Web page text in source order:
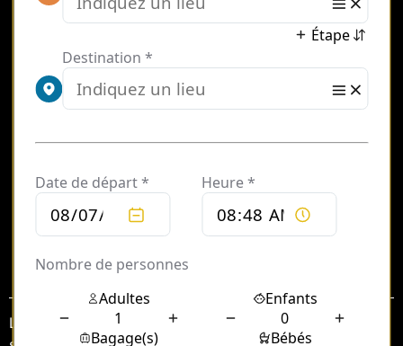
Sommaire
Le métier de chauffeur privé à Nice ne se limite pas à la